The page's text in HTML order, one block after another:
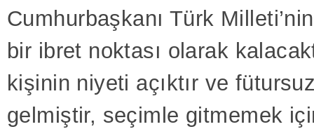
Cumhurbaşkanı Türk
bir ibret noktası olarak
kişinin niyeti açıktır ve
gelmiştir, seçimle gitmemek